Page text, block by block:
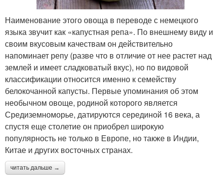
Наименование этого овоща в переводе с немецкого
языка звучит как «капустная репа». По внешнему виду и
своим вкусовым качествам он действительно
напоминает репу (разве что в отличие от нее растет над
землей и имеет сладковатый вкус), но по видовой
классификации относится именно к семейству
белокочанной капусты. Первые упоминания об этом
необычном овоще, родиной которого является
Средиземноморье, датируются серединой 16 века, а
спустя еще столетие он приобрел широкую
популярность не только в Европе, но также в Индии,
Китае и других восточных странах.
читать дальше →